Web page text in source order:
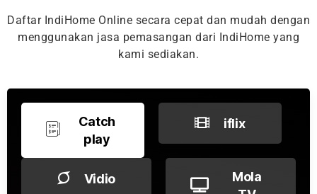
Daftar IndiHome Online secara cepat dan mudah dengan
menggunakan jasa pemasangan dari IndiHome yang
kami sediakan.
Catch
play
iflix
Vidio
Mola